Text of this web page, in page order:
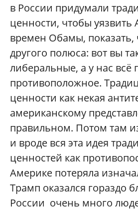
в России придумали
ценности, чтобы уязвить
времен Обамы, показать,
другого полюса: вот вы
либеральные, а у нас всё
противоположное.
ценности как некая
американскому
правильном. Потом там
и вроде вся эта идея
ценностей как
Америке потеряла
Трамп оказался гораздо
России очень много